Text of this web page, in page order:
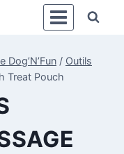
Dog’N’Fun / Outils
Treat Pouch